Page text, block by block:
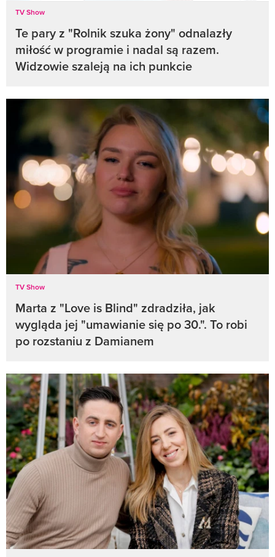
TV Show
Te pary z "Rolnik szuka żony" odnalazły
miłość w programie i nadal są razem.
Widzowie szaleją na ich punkcie
TV Show
Marta z "Love is Blind" zdradziła, jak
wygląda jej "umawianie się po 30.". To robi
po rozstaniu z Damianem